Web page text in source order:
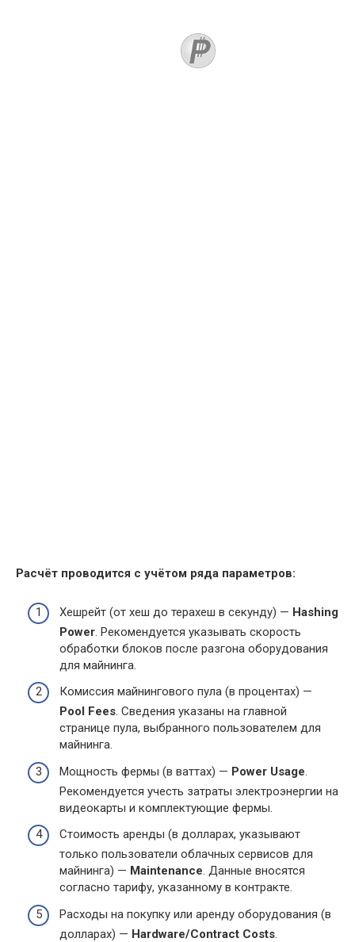
Расчёт проводится с учётом ряда параметров:
Хешрейт (от хеш до терахеш в секунду) — Hashing
Power. Рекомендуется указывать скорость
обработки блоков после разгона оборудования
для майнинга.
Комиссия майнингового пула (в процентах) —
Pool Fees. Сведения указаны на главной
странице пула, выбранного пользователем для
майнинга.
Мощность фермы (в ваттах) — Power Usage.
Рекомендуется учесть затраты электроэнергии на
видеокарты и комплектующие фермы.
Стоимость аренды (в долларах, указывают
только пользователи облачных сервисов для
майнинга) — Maintenance. Данные вносятся
согласно тарифу, указанному в контракте.
Расходы на покупку или аренду оборудования (в
долларах) — Hardware/Contract Costs.